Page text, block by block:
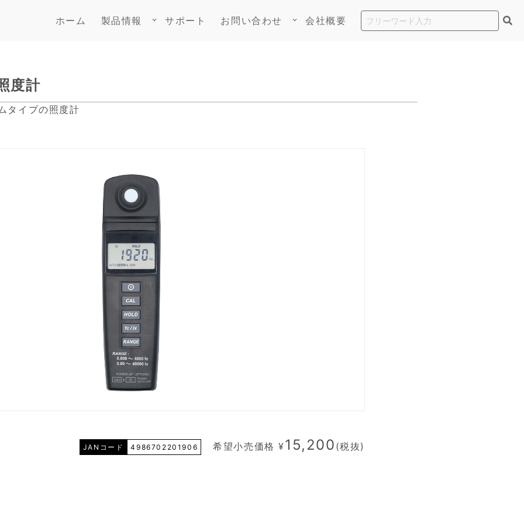
ホーム 製品情報 keyboard_arrow_down サポート お問い合わせ keyboard_arrow_down 会社概要
度計
イプの照度計
JANコード 4986702201906 希望小売価格 ¥15,200 (税抜)